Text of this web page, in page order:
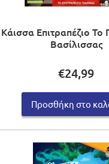
Κάισσα Επιτραπέζιο Το
Βασίλισσας
€24,99
Προσθήκη στο